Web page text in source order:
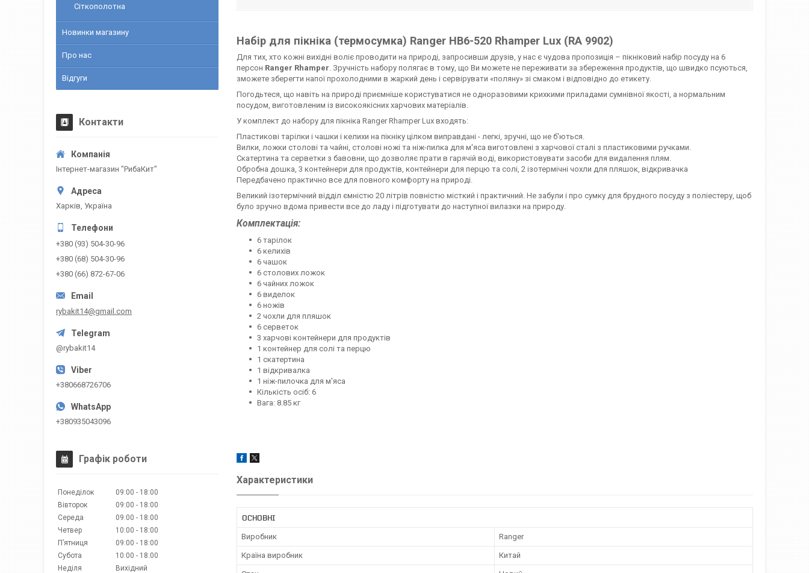
Набір для пікніка (термосумка) Ranger НВ6-520 Rhamper Lux (RA 9902)
Для тих, хто кожні вихідні воліє проводити на природі, запросивши друзів, у нас є чудова пропозиція – пікніковий набір посуду на 6
персон Ranger Rhamper. Зручність набору полягає в тому, що Ви можете не переживати за збереження продуктів, що швидко псуються,
зможете зберегти напої прохолодними в жаркий день і сервірувати «поляну» зі смаком і відповідно до етикету.
Погодьтеся, що навіть на природі приємніше користуватися не одноразовими крихкими приладами сумнівної якості, а нормальним
посудом, виготовленим із високоякісних харчових матеріалів.
У комплект до набору для пікніка Ranger Rhamper Lux входять:
Пластикові тарілки і чашки і келихи на пікніку цілком виправдані - легкі, зручні, що не б'ються.
Вилки, ложки столові та чайні, столові ножі та ніж-пилка для м'яса виготовлені з харчової сталі з пластиковими ручками.
Скатертина та серветки з бавовни, що дозволяє прати в гарячій воді, використовувати засоби для видалення плям.
Обробна дошка, 3 контейнери для продуктів, контейнери для перцю та солі, 2 ізотермічні чохли для пляшок, відкривачка
Передбачено практично все для повного комфорту на природі.
Великий ізотермічний відділ ємністю 20 літрів повністю місткий і практичний. Не забули і про сумку для брудного посуду з поліестеру, щоб
було зручно вдома привести все до ладу і підготувати до наступної вилазки на природу.
Комплектація:
6 тарілок
6 келихів
6 чашок
6 столових ложок
6 чайних ложок
6 виделок
6 ножів
2 чохли для пляшок
6 серветок
3 харчові контейнери для продуктів
1 контейнер для солі та перцю
1 скатертина
1 відкривалка
1 ніж-пилочка для м'яса
Кількість осіб: 6
Вага: 8.85 кг
Характеристики
ОСНОВНІ
Виробник Ranger
Країна виробник Китай
Сіткополотна
Новинки магазину
Про нас
Відгуги
Контакти
Інтернет-магазин "РибаКит"
Харків, Україна
+380 (93) 504-30-96
+380 (68) 504-30-96
+380 (66) 872-67-06
rybakit14@gmail.com
@rybakit14
+380668726706
+380935043096
Графік роботи
Понеділок 09:00
18:00
Вівторок
09:00
18:00
Середа
09:00
18:00
Четвер
10:00
18:00
Пʼятниця
09:00
18:00
Субота
10:00
18:00
Неділя
Вихідний